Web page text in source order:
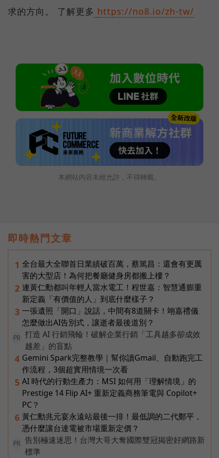
求的方向。 了解更多 https://no8.io/zh-tw/
本網站內容未經允許，不得轉載。
即時熱門文章
1 全台最大全聯首日業績破百萬，蔡篤昌：還會有更厲
害的大型店！為何把餐廳健身房都搬上樓？
2 連黃仁勳都叫年輕人當水電工！程世嘉：智慧通膨重
新定義「有價值的人」到底什麼樣子？
3 一張遺照「開口」說話，中間有8道關卡！翊嘉禮儀
怎麼做出AI告別式，讓逝者最後道別？
PR
打造 AI 行銷飛輪！破解企業行銷「工具越多卻成效
越差」的盲點
4 Gemini Spark完整教學｜幫你讀Gmail、自動跑完工
作流程，3個超實用情境一次看
5 AI 時代的行動生產力：MSI 如何用「理解情境」的
Prestige 14 Flip AI+ 重新定義商務筆電與 Copilot+
PC？
6 黃仁勳兆元宴永遠站最後一排！最低調的二代鄭平，
憑什麼讓台達電被市場重新定價？
PR
告別極速迷思！台灣大哥大奪國際雙冠揭密好網路新
標準